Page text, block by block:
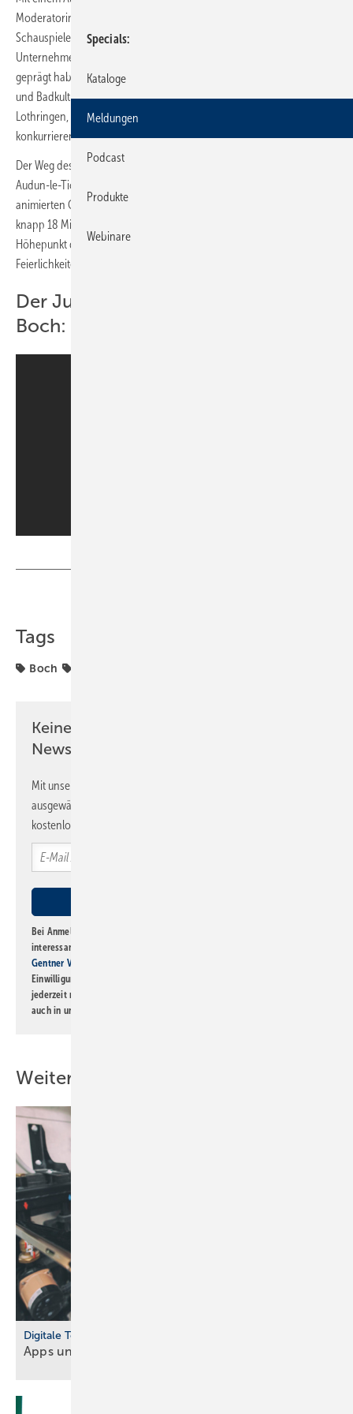
Moderatorin und Schauspielerin sowie der aus England stammende
Schauspieler über die großen historischen Meilensteine des
Unternehmens. Dabei streifen sie Themen, die
geprägt haben oder geprägt wurden: Die Demokratisierung der Tisch-
und Badkultur, die historischen Verwicklungen im Dreiländereck
Lothringen, Luxemburg und Saarland oder die Fusion der
konkurrierenden Unternehmer Boch und Villeroy.
Der Weg des Unternehmens von der Töpferei im lothringischen
Audun-le-Tiche zur weltweit bekannten Lifestyle-Marke wird mit
animierten Originalaufnahmen untermalt - 275 Jahre werden in
knapp 18 Minuten gekonnt und emotional zugleich zusammengefasst.
Höhepunkt des Spots bildet die Schlussszene, in der die
Feierlichkeiten rund um das Jubiläumsjahr eingeläutet werden.
Der Jubiläumsfilm von Villeroy &
Boch:
Tags
Boch
Keine Zeit? Kein Problem mit dem SBZ
Newsletter!
Mit unserem Newsletter erhalten Sie regelmäßig von uns
ausgewählte Informationen und Neuigkeiten, gebündelt und
kostenlos direkt ins Postfach.
Bei Anmeldung zu diesem Newsletter bin ich damit einverstanden, über
interessante Verlags- und Online-Angebote
Gentner Verlag GmbH & Co. KG
Einwilligung kann ich jederzeit widerrufen und eine Abmeldung ist
jederzeit möglich. Informationen zum Umgang mit Daten finden Sie
auch in unserer
Weitere Inhalte
Digitale Tools
Apps und Soft­ware für Hand­werker und
Specials
Kataloge
Meldungen
Podcast
Produkte
Webinare